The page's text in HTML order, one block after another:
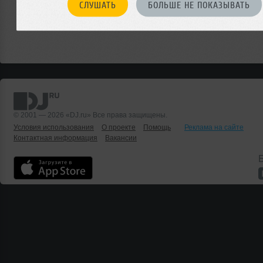
СЛУШАТЬ БОЛЬШЕ НЕ ПОКАЗЫВАТЬ
© 2001 — 2026 «DJ.ru» Все права защищены.
Условия использования
О проекте Помощь
Реклама на сайте
Контактная информация
Вакансии